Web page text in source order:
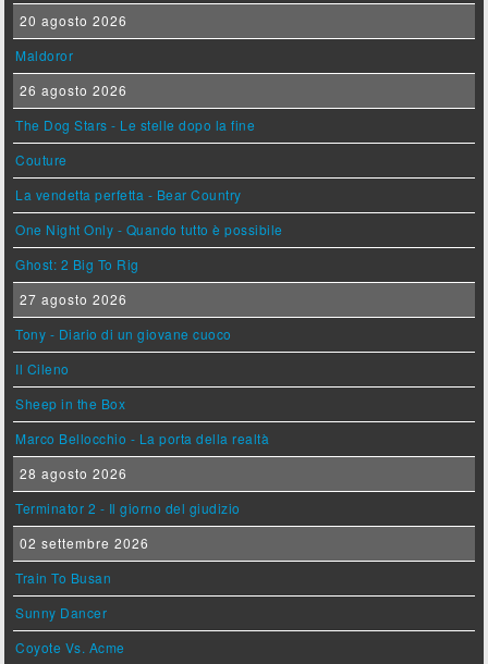
20 agosto 2026
Maldoror
26 agosto 2026
The Dog Stars - Le stelle dopo la fine
Couture
La vendetta perfetta - Bear Country
One Night Only - Quando tutto è possibile
Ghost: 2 Big To Rig
27 agosto 2026
Tony - Diario di un giovane cuoco
Il Cileno
Sheep in the Box
Marco Bellocchio - La porta della realtà
28 agosto 2026
Terminator 2 - Il giorno del giudizio
02 settembre 2026
Train To Busan
Sunny Dancer
Coyote Vs. Acme